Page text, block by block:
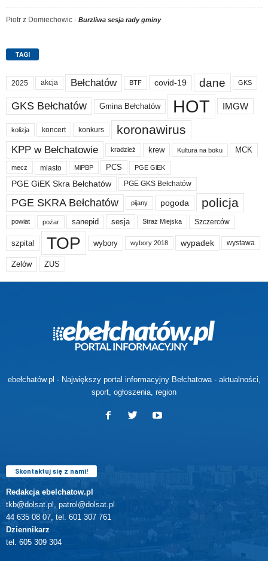
Piotr z Domiechowic - Burzliwa sesja rady gminy
TAGI
2025 akcja Bełchatów BTF covid-19 dane GKS
GKS Bełchatów Gmina Bełchatów HOT IMGW
kolizja koncert konkurs koronawirus
KPP w Bełchatowie kradzież krew Kultura na boku MCK
mecz miasto MiPBP PCS PGE GiEK
PGE GiEK Skra Bełchatów PGE GKS Bełchatów
PGE SKRA Bełchatów pijany pogoda policja
powiat pożar sanepid sesja Straż Miejska Szczerców
szpital TOP wybory wybory 2018 wypadek wystawa
Zelów ZUS
ebełchatów.pl - Największy portal informacyjny Bełchatowa - aktualności,
sport, ogłoszenia, region
Skontaktuj się z nami!
Redakcja ebelchatow.pl
tkb@dolsat.pl, patrol@dolsat.pl
44 635 08 07, tel. 601 307 761
Dziennikarz
tel. 605 309 304